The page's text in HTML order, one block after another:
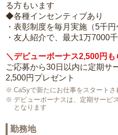
る方もいます
◆各種インセンティブあり
・表彰制度を毎月実施（5千
・友人紹介で、最大1万7000
＼デビューボーナス2,500円も
ご応募から30日以内に定期サ
2,500円プレゼント
CaSyで新たにお仕事をスタートさ
デビューボーナスは、定期サービ
となります
勤務地